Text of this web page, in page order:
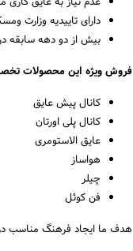
دارای تاییدیه وزارت
بیش از دو دهه سابقه
فروش ویژه این محصولات
کانال پیش عایق
کانال پلی اورتان
عایق الاستومری
هواساز
چیلر
فن کوئل
هدف ما ایجاد فرهنگ مناسب